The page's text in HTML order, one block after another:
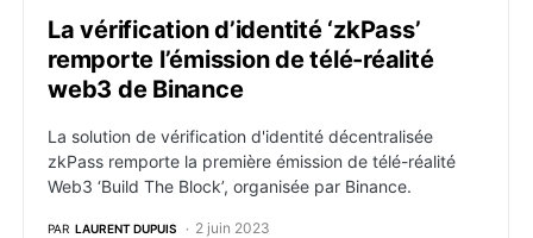
La vérification d’identité ‘zkPass’
remporte l’émission de télé-réalité
web3 de Binance
La solution de vérification d'identité décentralisée
zkPass remporte la première émission de télé-réalité
Web3 ‘Build The Block’, organisée par Binance.
PAR LAURENT DUPUIS 2 juin 2023